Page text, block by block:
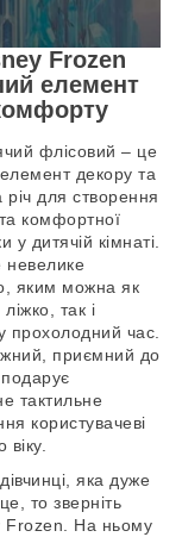
Frozen
елемент
флісовий – це
декору та
річ для створення
комфортної
у дитячій кімнаті.
яким можна як
так і
прохолодний час.
приємний до
тактильне
користувачеві
віку.
яка дуже
то зверніть
Frozen. На ньому